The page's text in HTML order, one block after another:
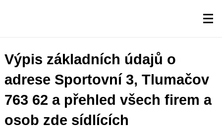
Výpis základních údajů o
adrese Sportovní 3, Tlumačov
763 62 a přehled všech firem a
osob zde sídlících